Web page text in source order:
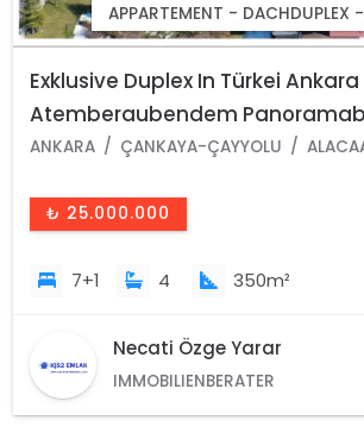
APPARTEMENT - DACHDUPLEX
Exklusive Duplex In Türkei
Atemberaubendem
Verkaufen!
ANKARA ÇANKAYA-ÇAYYOLU
₺ 25.000.000
7+1 4 350m²
Necati Özge Yarar
IMMOBILIENBERATER